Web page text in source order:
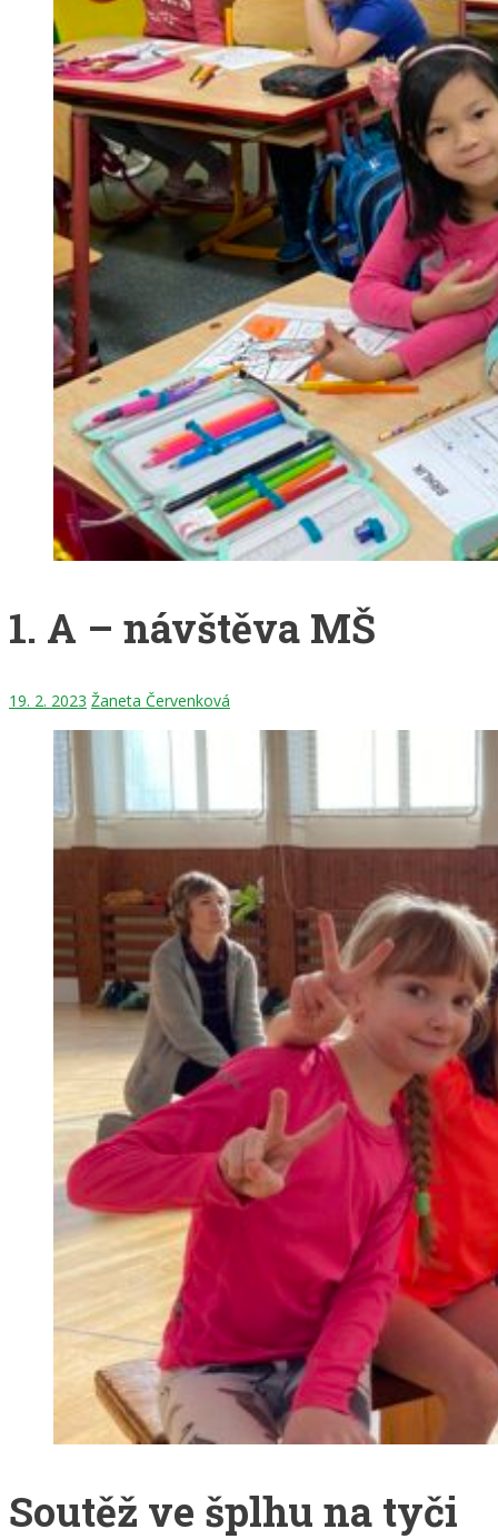
1. A – návštěva MŠ
19. 2. 2023 Žaneta Červenková
Soutěž ve šplhu na tyči